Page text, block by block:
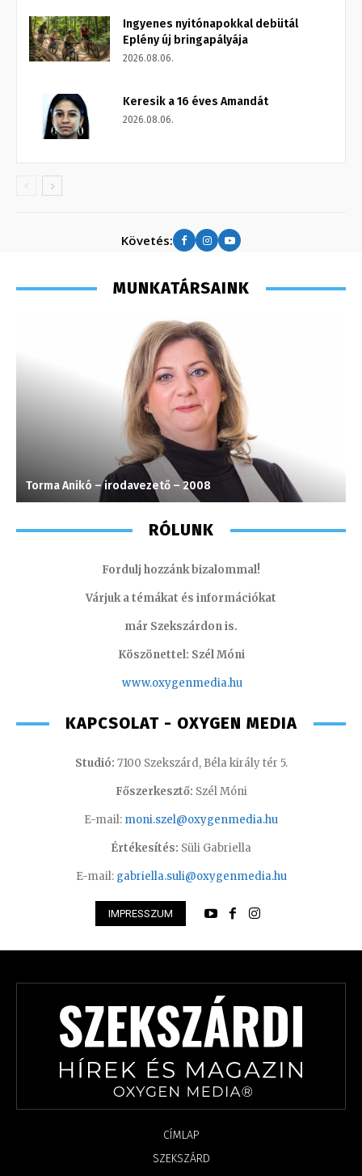
Ingyenes nyitónapokkal debütál
Eplény új bringapályája
2026.08.06.
Keresik a 16 éves Amandát
2026.08.06.
Követés:
MUNKATÁRSAINK
Torma Anikó – irodavezető – 2008
RÓLUNK
Fordulj hozzánk bizalommal!
Várjuk a témákat és információkat
már Szekszárdon is.
Köszönettel: Szél Móni
www.oxygenmedia.hu
KAPCSOLAT - OXYGEN MEDIA
Studió: 7100 Szekszárd, Béla király tér 5.
Főszerkesztő: Szél Móni
E-mail: moni.szel@oxygenmedia.hu
Értékesítés: Süli Gabriella
E-mail: gabriella.suli@oxygenmedia.hu
IMPRESSZUM
CÍMLAP
SZEKSZÁRD